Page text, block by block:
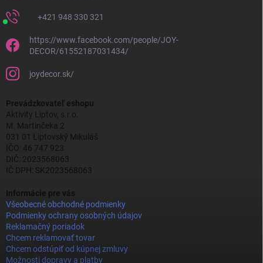
+421 948 330 321
https://www.facebook.com/people/JOY-
DECOR/61552187031434/
joydecor.sk/
Prevádzkovateľ eshopu
Aktivity Liptov, s.r.o.
M. Martinčeka 2
031 01 Liptovský Mikuláš
IČO: 46 747 923
DIČ: 2023568063
IČ DPH: SK2023568063
Informácie pre vás
Všeobecné obchodné podmienky
Podmienky ochrany osobných údajov
Reklamačný poriadok
Chcem reklamovať tovar
Chcem odstúpiť od kúpnej zmluvy
Možnosti dopravy a platby